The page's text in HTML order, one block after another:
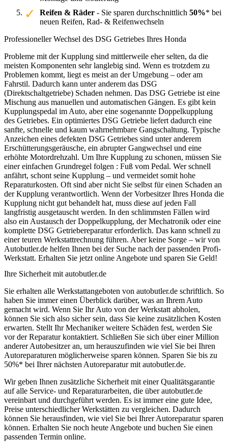
Reifen & Räder - Sie sparen durchschnittlich 50%* bei
neuen Reifen, Rad- & Reifenwechseln
Professioneller Wechsel des DSG Getriebes Ihres Honda
Probleme mit der Kupplung sind mittlerweile eher selten, da die
meisten Komponenten sehr langlebig sind. Wenn es trotzdem zu
Problemen kommt, liegt es meist an der Umgebung – oder am
Fahrstil. Dadurch kann unter anderem das DSG
(Direktschaltgetriebe) Schaden nehmen. Das DSG Getriebe ist eine
Mischung aus manuellen und automatischen Gängen. Es gibt kein
Kupplungspedal im Auto, aber eine sogenannte Doppelkupplung
des Getriebes. Ein optimiertes DSG Getriebe liefert dadurch eine
sanfte, schnelle und kaum wahrnehmbare Gangschaltung. Typische
Anzeichen eines defekten DSG Getriebes sind unter anderem
Erschütterungsgeräusche, ein abrupter Gangwechsel und eine
erhöhte Motordrehzahl. Um Ihre Kupplung zu schonen, müssen Sie
einer einfachen Grundregel folgen : Fuß vom Pedal. Wer schnell
anfährt, schont seine Kupplung – und vermeidet somit hohe
Reparaturkosten. Oft sind aber nicht Sie selbst für einen Schaden an
der Kupplung verantwortlich. Wenn der Vorbesitzer Ihres Honda die
Kupplung nicht gut behandelt hat, muss diese auf jeden Fall
langfristig ausgetauscht werden. In den schlimmsten Fällen wird
also ein Austausch der Doppelkupplung, der Mechatronik oder eine
komplette DSG Getriebereparatur erforderlich. Das kann schnell zu
einer teuren Werkstattrechnung führen. Aber keine Sorge – wir von
Autobutler.de helfen Ihnen bei der Suche nach der passenden Profi-
Werkstatt. Erhalten Sie jetzt online Angebote und sparen Sie Geld!
Ihre Sicherheit mit autobutler.de
Sie erhalten alle Werkstattangeboten von autobutler.de schriftlich. So
haben Sie immer einen Überblick darüber, was an Ihrem Auto
gemacht wird. Wenn Sie Ihr Auto von der Werkstatt abholen,
können Sie sich also sicher sein, dass Sie keine zusätzlichen Kosten
erwarten. Stellt Ihr Mechaniker weitere Schäden fest, werden Sie
vor der Reparatur kontaktiert. Schließen Sie sich über einer Million
anderer Autobesitzer an, um herauszufinden wie viel Sie bei Ihren
Autoreparaturen möglicherweise sparen können. Sparen Sie bis zu
50%* bei Ihrer nächsten Autoreparatur mit autobutler.de.
Wir geben Ihnen zusätzliche Sicherheit mit einer Qualitätsgarantie
auf alle Service- und Reparaturarbeiten, die über autobutler.de
vereinbart und durchgeführt werden. Es ist immer eine gute Idee,
Preise unterschiedlicher Werkstätten zu vergleichen. Dadurch
können Sie herausfinden, wie viel Sie bei Ihrer Autoreparatur sparen
können. Erhalten Sie noch heute Angebote und buchen Sie einen
passenden Termin online.